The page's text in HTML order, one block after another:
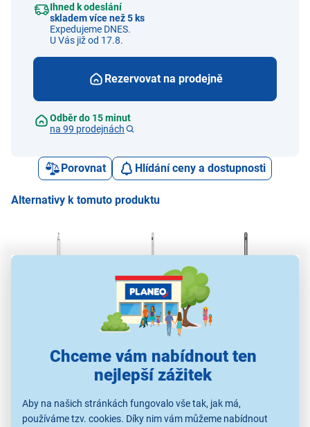
Chceme vám nabídnout ten
nejlepší zážitek
Aby na našich stránkách fungovalo vše tak, jak má,
používáme tzv. cookies. Díky nim vám můžeme nabídnout
Ihned k odeslání
skladem více než 5 ks
Expedujeme DNES.
U Vás již od 17.8.
Rezervovat na prodejně
Odběr do 15 minut
na 99 prodejnách
Porovnat Hlídání ceny a dostupnosti
Alternativy k tomuto produktu
tablety
Yenkee YTP A1
599 Kč
Dotyková pera na
Yenkee YTP A1 GY
tablety